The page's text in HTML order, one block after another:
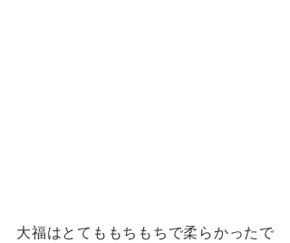
大福はとてももちもちで柔らかったで